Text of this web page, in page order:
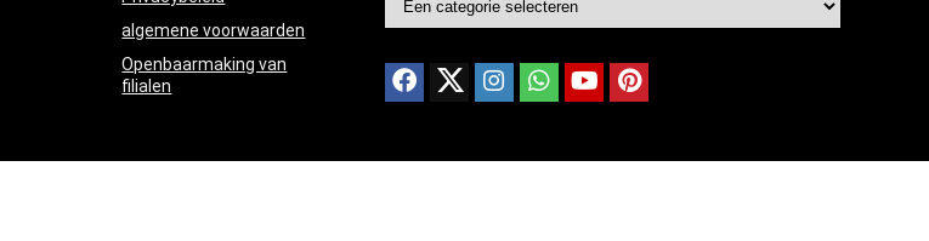
algemene voorwaarden
Openbaarmaking van
filialen